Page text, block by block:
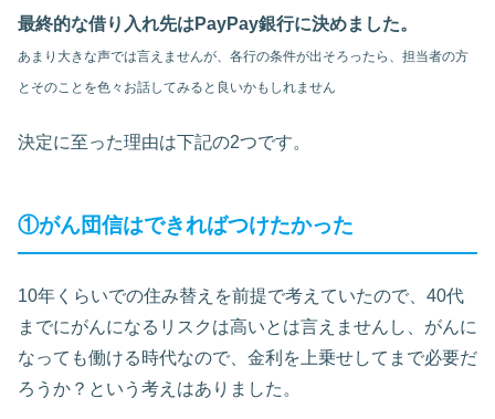
最終的な借り入れ先はPayPay銀行に決めました。
あまり大きな声では言えませんが、各行の条件が出そろったら、担当者の方
とそのことを色々お話してみると良いかもしれません
決定に至った理由は下記の2つです。
①がん団信はできればつけたかった
10年くらいでの住み替えを前提で考えていたので、40代
までにがんになるリスクは高いとは言えませんし、がんに
なっても働ける時代なので、金利を上乗せしてまで必要だ
ろうか？という考えはありました。